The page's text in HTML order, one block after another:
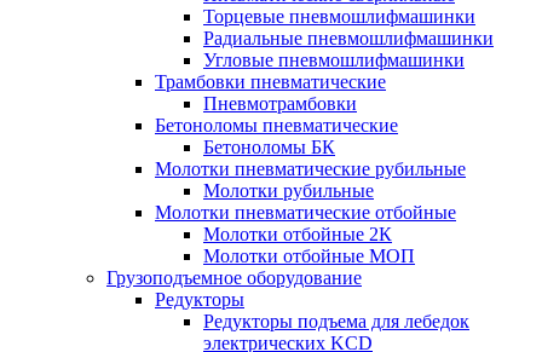
Торцевые пневмошлифмашинки
Радиальные пневмошлифмашинки
Угловые пневмошлифмашинки
Трамбовки пневматические
Пневмотрамбовки
Бетоноломы пневматические
Бетоноломы БК
Молотки пневматические рубильные
Молотки рубильные
Молотки пневматические отбойные
Молотки отбойные 2К
Молотки отбойные МОП
Грузоподъемное оборудование
Редукторы
Редукторы подъема для лебедок
электрических KCD